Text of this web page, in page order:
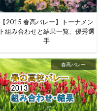
【2015 春高バレー】トーナメン
ト組み合わせと結果一覧、優秀選
手
春高バレー